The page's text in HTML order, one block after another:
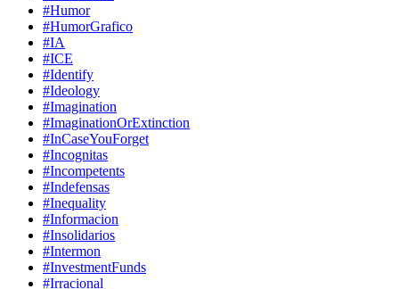
#Humor
#HumorGrafico
#IA
#ICE
#Identify
#Ideology
#Imagination
#ImaginationOrExtinction
#InCaseYouForget
#Incognitas
#Incompetents
#Indefensas
#Inequality
#Informacion
#Insolidarios
#Intermon
#InvestmentFunds
#Irracional